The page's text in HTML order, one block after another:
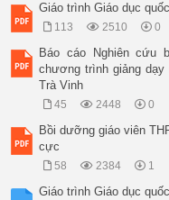
Giáo trình Giáo dục
113 2510 0
Báo cáo Nghiên cứu
chương trình giảng
Trà Vinh
45 2448 0
Bồi dưỡng giáo viên
cực
58 2384 1
Giáo trình Giáo dục